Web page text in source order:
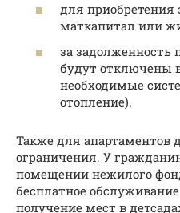
для приобретения
маткапитал или
за
будут отключены
необходимые
отопление).
Также для апартаментов
ограничения. У
помещении нежилого
бесплатное
получение мест в